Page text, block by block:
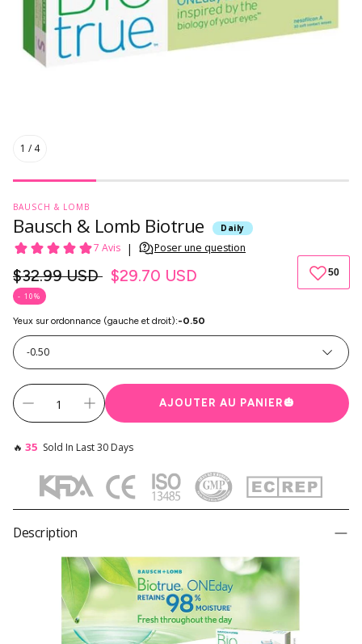
1 / 4
BAUSCH & LOMB
Bausch & Lomb Biotrue Daily
Prix
habituel
$32.99 USD $29.70 USD
- 10%
Yeux sur ordonnance (gauche et droit):-0.50
-0.50
AJOUTER AU PANIER🎃
🔥 35 Sold In Last 30 Days
Description